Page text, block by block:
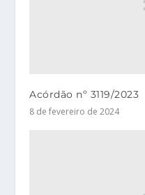
Acórdão nº 3119/2023
8 de fevereiro de 2024